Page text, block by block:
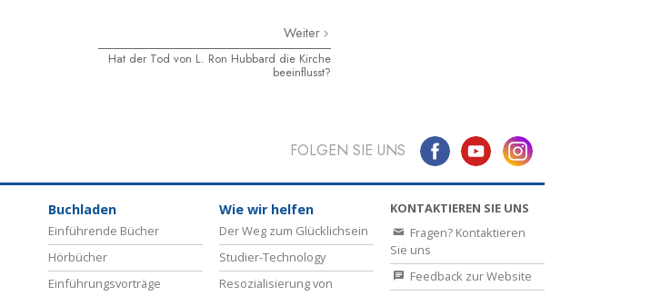
Weiter
Hat der Tod von L. Ron Hubbard die Kirche
beeinflusst?
FOLGEN SIE UNS
Buchladen
Einführende Bücher
Hörbücher
Einführungsvorträge
Wie wir helfen
Der Weg zum Glücklichsein
Studier-Technology
Resozialisierung von
KONTAKTIEREN SIE UNS
Fragen? Kontaktieren
Sie uns
Feedback zur Website